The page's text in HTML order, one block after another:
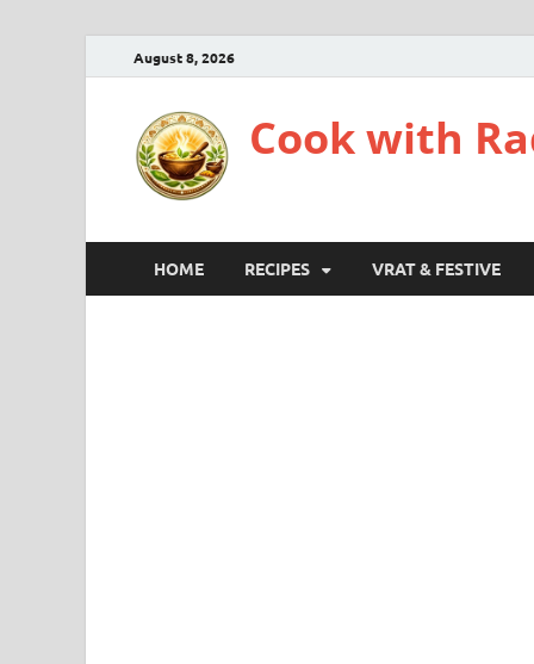
August 8, 2026
Cook with
HOME RECIPES VRAT & FESTIVE